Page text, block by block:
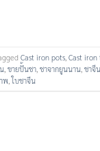
Cast iron pots Cast
ขายปั้นชา ชาจากยูนนาน ชาจีน
พ ,ใบชาจีน